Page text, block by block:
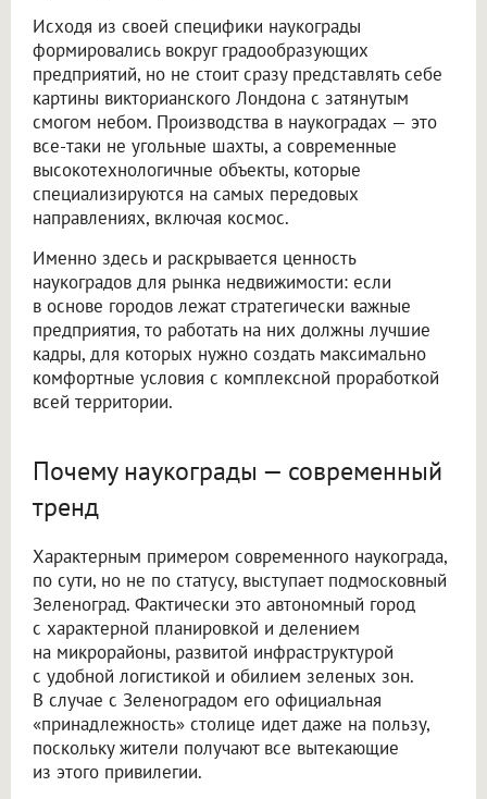
Исходя из своей специфики наукограды
формировались вокруг градообразующих
предприятий, но не стоит сразу представлять себе
картины викторианского Лондона с затянутым
смогом небом. Производства в наукоградах — это
все-таки не угольные шахты, а современные
высокотехнологичные объекты, которые
специализируются на самых передовых
направлениях, включая космос.
Именно здесь и раскрывается ценность
наукоградов для рынка недвижимости: если
в основе городов лежат стратегически важные
предприятия, то работать на них должны лучшие
кадры, для которых нужно создать максимально
комфортные условия с комплексной проработкой
всей территории.
Почему наукограды — современный
тренд
Характерным примером современного наукограда,
по сути, но не по статусу, выступает подмосковный
Зеленоград. Фактически это автономный город
с характерной планировкой и делением
на микрорайоны, развитой инфраструктурой
с удобной логистикой и обилием зеленых зон.
В случае с Зеленоградом его официальная
«принадлежность» столице идет даже на пользу,
поскольку жители получают все вытекающие
из этого привилегии.